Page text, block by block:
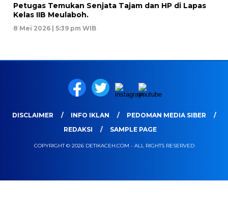
Petugas Temukan Senjata Tajam dan HP di Lapas
Kelas IIB Meulaboh.
8 Mei 2026 | 5:39 pm WIB
DISCLAIMER INFO IKLAN
PEDOMAN MEDIA SIBER
REDAKSI
SAMPLE PAGE
COPYRIGHT © 2026 DETIKACEH.COM - ALL RIGHTS RESERVED